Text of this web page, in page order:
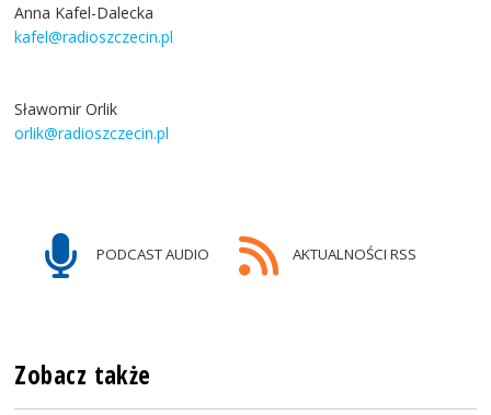
Anna Kafel-Dalecka
kafel@radioszczecin.pl
Sławomir Orlik
orlik@radioszczecin.pl
PODCAST AUDIO AKTUALNOŚCI RSS
Zobacz także